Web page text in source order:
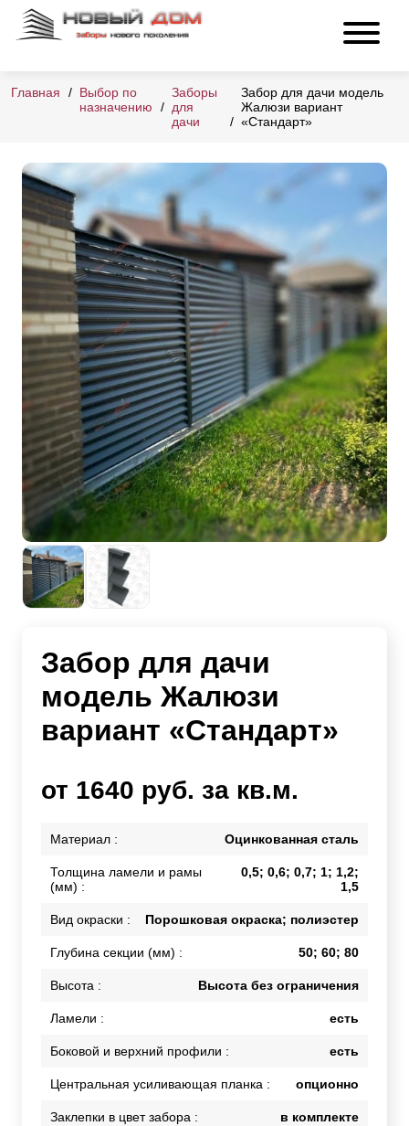
Главная
Выбор по
назначению
Заборы
для
дачи
Забор для дачи модель
Жалюзи вариант
«Стандарт»
Забор для дачи
модель Жалюзи
вариант «Стандарт»
от 1640 руб. за кв.м.
Материал : Оцинкованная сталь
Толщина ламели и рамы
(мм) :
0,5; 0,6; 0,7; 1; 1,2;
1,5
Вид окраски : Порошковая окраска; полиэстер
Глубина секции (мм) : 50; 60; 80
Высота : Высота без ограничения
Ламели : есть
Боковой и верхний профили : есть
Центральная усиливающая планка : опционно
Заклепки в цвет забора : в комплекте